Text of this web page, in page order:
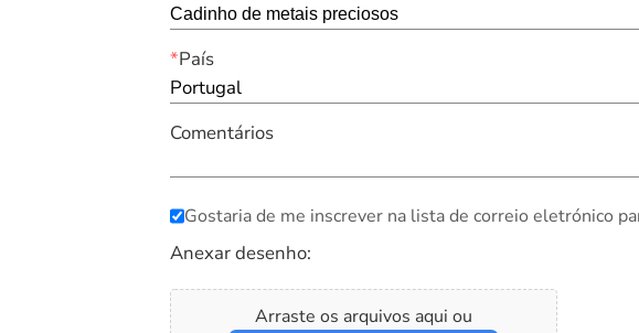
*País
Portugal
Comentários
Gostaria de me inscrever na lista de correio eletrónico
Anexar desenho:
Arraste os arquivos aqui ou